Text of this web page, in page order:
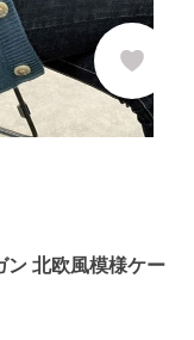
ン 北欧風模様ケー